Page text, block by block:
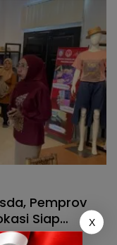
Pemprov
Siap
X